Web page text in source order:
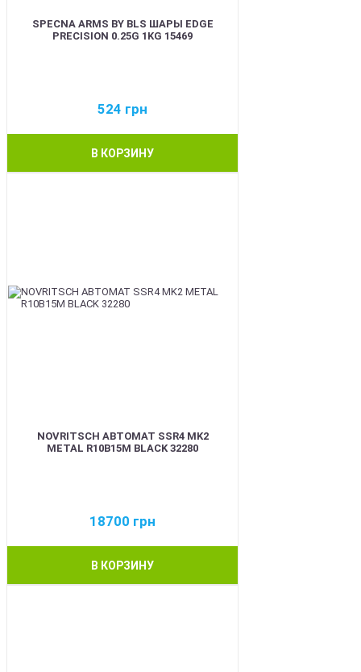
SPECNA ARMS BY BLS ШАРЫ EDGE
PRECISION 0.25G 1KG 15469
524 грн
В КОРЗИНУ
NOVRITSCH АВТОМАТ SSR4 MK2
METAL R10B15M BLACK 32280
18700 грн
В КОРЗИНУ